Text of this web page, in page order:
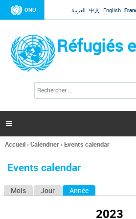
Jump to navigation
ONU العربية 中文 English
Réfugiés
l
c
h
e

Vous
ici
Accueil›Calendrier› Events calendar
Events calendar
Mois Jour Année
2023